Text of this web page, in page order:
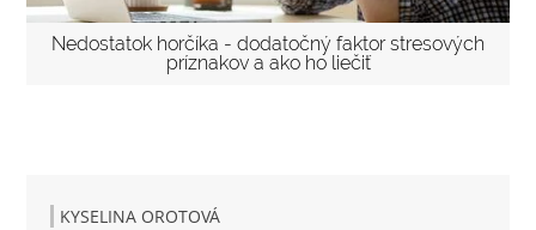
Nedostatok horčíka - dodatočný faktor stresových
príznakov a ako ho liečiť
KYSELINA OROTOVÁ